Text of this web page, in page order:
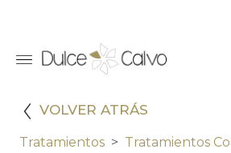
VOLVER ATRÁS
Tratamientos
Tratamientos